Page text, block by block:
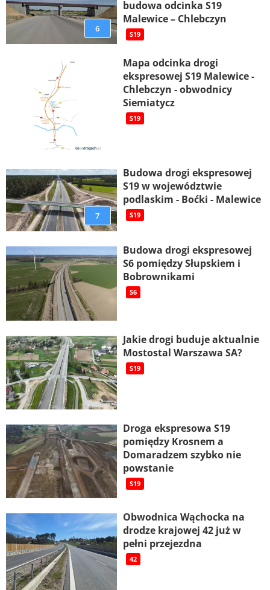
6
budowa odcinka S19
Malewice – Chlebczyn
S19
Mapa odcinka drogi
ekspresowej S19 Malewice -
Chlebczyn - obwodnicy
Siemiatycz
S19
7
Budowa drogi ekspresowej
S19 w województwie
podlaskim - Boćki - Malewice
S19
Budowa drogi ekspresowej
S6 pomiędzy Słupskiem i
Bobrownikami
S6
Jakie drogi buduje aktualnie
Mostostal Warszawa SA?
S19
Droga ekspresowa S19
pomiędzy Krosnem a
Domaradzem szybko nie
powstanie
S19
Obwodnica Wąchocka na
drodze krajowej 42 już w
pełni przejezdna
42